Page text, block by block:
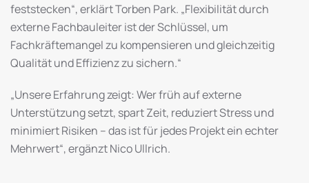
feststecken“, erklärt Torben Park. „Flexibilität durch
externe Fachbauleiter ist der Schlüssel, um
Fachkräftemangel zu kompensieren und gleichzeitig
Qualität und Effizienz zu sichern.“
„Unsere Erfahrung zeigt: Wer früh auf externe
Unterstützung setzt, spart Zeit, reduziert Stress und
minimiert Risiken – das ist für jedes Projekt ein echter
Mehrwert“, ergänzt Nico Ullrich.